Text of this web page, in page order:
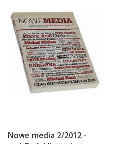
Nowe media 2/2012 -